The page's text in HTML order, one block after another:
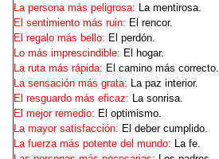
La persona más peligrosa: La mentirosa.
El sentimiento más ruin: El rencor.
El regalo más bello: El perdón.
Lo más imprescindible: El hogar.
La ruta más rápida: El camino más correcto.
La sensación más grata: La paz interior.
El resguardo más eficaz: La sonrisa.
El mejor remedio: El optimismo.
La mayor satisfacción: El deber cumplido.
La fuerza más potente del mundo: La fe.